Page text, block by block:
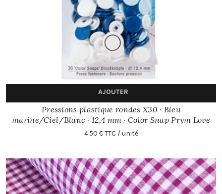
AJOUTER
Pressions plastique rondes X30 · Bleu
marine/Ciel/Blanc · 12,4 mm · Color Snap Prym Love
4.50 € TTC / unité